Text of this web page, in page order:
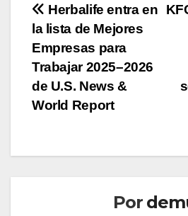
Navegación
de
entradas
Herbalife entra en
la lista de Mejores
Empresas para
Trabajar 2025–2026
de U.S. News &
World Report
Por